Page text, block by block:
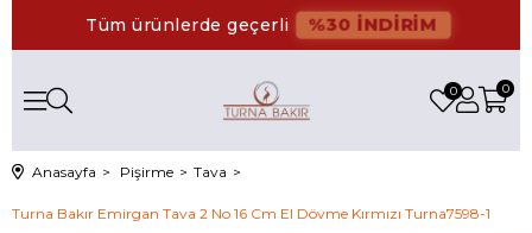
Tüm ürünlerde geçerli %30 İNDİRİM
0
0
Anasayfa Pişirme Tava
Turna Bakır Emirgan Tava 2 No 16 Cm El Dövme Kırmızı Turna7598-1